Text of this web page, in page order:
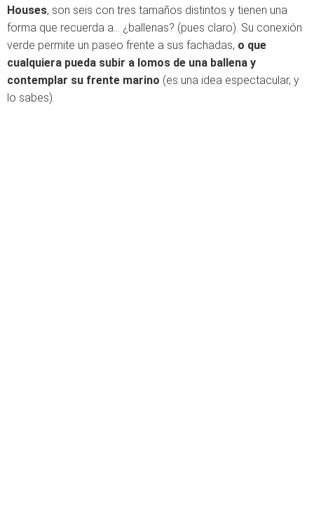
Houses, son seis con tres tamaños distintos y tienen una
forma que recuerda a… ¿ballenas? (pues claro). Su conexión
verde permite un paseo frente a sus fachadas, o que
cualquiera pueda subir a lomos de una ballena y
contemplar su frente marino (es una idea espectacular, y
lo sabes).